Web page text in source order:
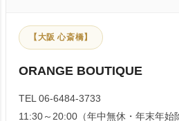
【大阪 心斎橋】
ORANGE BOUTIQUE
TEL 06-6484-3733
11:30～20:00（年中無休・年末年始